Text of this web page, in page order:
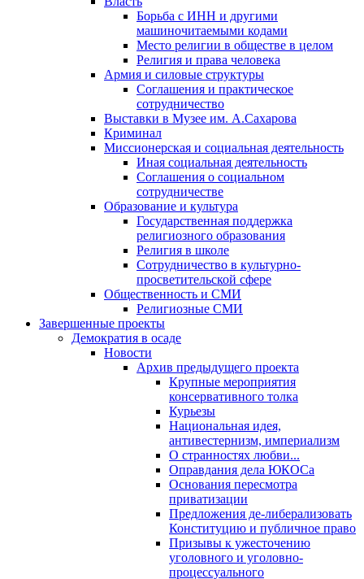
Борьба с ИНН и другими
машиночитаемыми кодами
Место религии в обществе в целом
Религия и права человека
Армия и силовые структуры
Соглашения и практическое
сотрудничество
Выставки в Музее им. А.Сахарова
Криминал
Миссионерская и социальная деятельность
Иная социальная деятельность
Соглашения о социальном
сотрудничестве
Образование и культура
Государственная поддержка
религиозного образования
Религия в школе
Сотрудничество в культурно-
просветительской сфере
Общественность и СМИ
Религиозные СМИ
Завершенные проекты
Демократия в осаде
Новости
Архив предыдущего проекта
Крупные мероприятия
консервативного толка
Курьезы
Национальная идея,
антивестернизм, империализм
О странностях любви...
Оправдания дела ЮКОСа
Основания пересмотра
приватизации
Предложения де-либерализовать
Конституцию и публичное право
Призывы к ужесточению
уголовного и уголовно-
процессуального